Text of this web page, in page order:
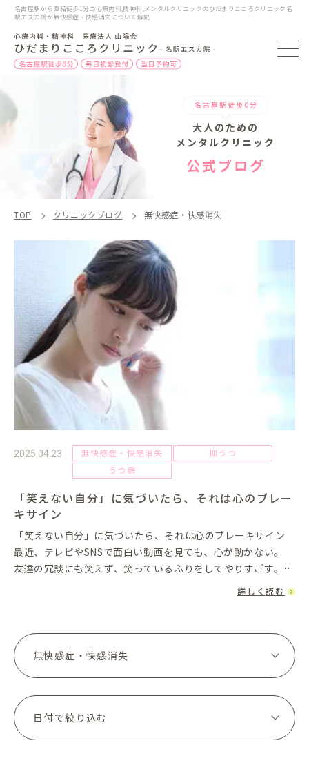
名古屋駅から直結徒歩1分の心療内科,精神科,メンタルクリニックのひだまりこころクリニック名
駅エスカ院が無快感症・快感消失について解説
名古屋駅徒歩0分
大人のための
メンタルクリニック
公式ブログ
TOP クリニックブログ 無快感症・快感消失
2025.04.23 無快感症・快感消失
抑うつ
うつ病
「笑えない自分」に気づいたら、それは心のブレー
キサイン
「笑えない自分」に気づいたら、それは心のブレーキサイン
最近、テレビやSNSで面白い動画を見ても、心が動かない。
友達の冗談にも笑えず、笑っているふりをしてやりすごす。ふ
とそんな自分に気づいたとき、少し不安になることはありませ
詳しく読む